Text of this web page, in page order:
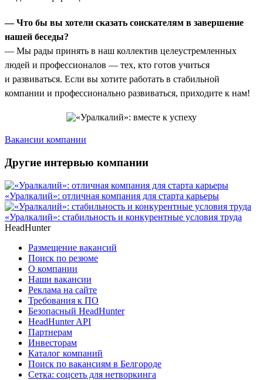
— Что бы вы хотели сказать соискателям в завершение
нашей беседы?
— Мы рады принять в наш коллектив целеустремленных
людей и профессионалов — тех, кто готов учиться
и развиваться. Если вы хотите работать в стабильной
компании и профессионально развиваться, приходите к нам!
Вакансии компании
Другие интервью компании
«Уралкалий»: отличная компания для старта карьеры
«Уралкалий»: стабильность и конкурентные условия труда
HeadHunter
Размещение вакансий
Поиск по резюме
О компании
Наши вакансии
Реклама на сайте
Требования к ПО
Безопасный HeadHunter
HeadHunter API
Партнерам
Инвесторам
Каталог компаний
Поиск по вакансиям в Белгороде
Сетка: соцсеть для нетворкинга